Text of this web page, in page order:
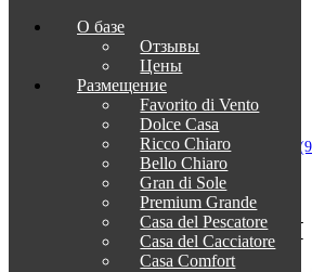
Приветствуем в Венеции на Каспии!
info@otdih-v-astrakhani.ru Как нас найти
+7
09:00 до 18:00)
Забронировать
ГАЛЕРЕЯ
О базе
Отзывы
Цены
Размещение
Favorito di Vento
Dolce Casa
Ricco Chiaro
Bello Chiaro
Gran di Sole
Premium Grande
Casa del Pescatore
Casa del Cacсiatore
Casa Comfort